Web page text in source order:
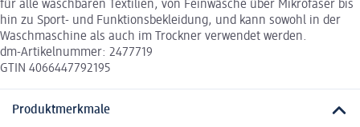
für alle waschbaren Textilien, von Feinwäsche über Mikrofaser bis
hin zu Sport- und Funktionsbekleidung, und kann sowohl in der
Waschmaschine als auch im Trockner verwendet werden.
dm-Artikelnummer: 2477719
GTIN 4066447792195
Produktmerkmale